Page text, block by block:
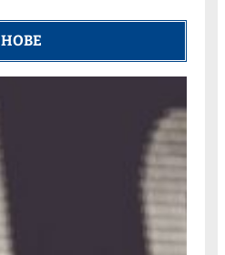
НОВЕ